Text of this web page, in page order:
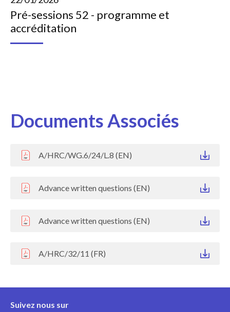
Pré-sessions 52 - programme et
accréditation
Documents Associés
A/HRC/WG.6/24/L.8 (EN)
Advance written questions (EN)
Advance written questions (EN)
A/HRC/32/11 (FR)
Suivez nous sur